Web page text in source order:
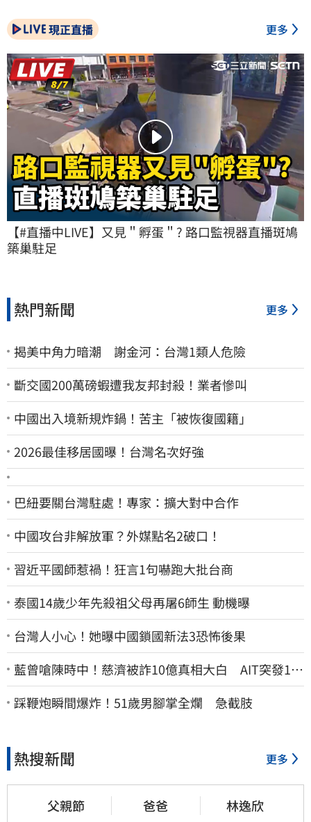
現正直播 更多
【#直播中LIVE】又見＂孵蛋＂? 路口監視器直播斑鳩
築巢駐足
熱門新聞 更多
揭美中角力暗潮 謝金河：台灣1類人危險
斷交國200萬磅蝦遭我友邦封殺！業者慘叫
中國出入境新規炸鍋！苦主「被恢復國籍」
2026最佳移居國曝！台灣名次好強
巴紐要關台灣駐處！專家：擴大對中合作
中國攻台非解放軍？外媒點名2破口！
習近平國師惹禍！狂言1句嚇跑大批台商
泰國14歲少年先殺祖父母再屠6師生 動機曝
台灣人小心！她曝中國鎖國新法3恐怖後果
藍曾嗆陳時中！慈濟被詐10億真相大白 AIT突發1文
酸爆…他笑：真的很會
踩鞭炮瞬間爆炸！51歲男腳掌全爛 急截肢
熱搜新聞 更多
父親節 爸爸 林逸欣